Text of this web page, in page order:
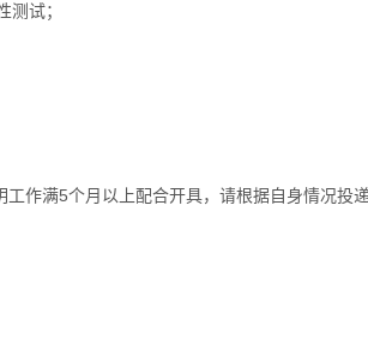
试；
作满5个月以上配合开具，请根据自身情况投递